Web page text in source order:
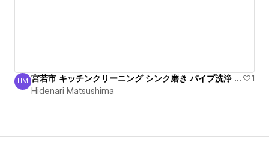
Hidenari Matsushima
HM 宮若市 キッチンクリーニング シンク磨き パイプ洗浄 丁寧
1
Hidenari Matsushima